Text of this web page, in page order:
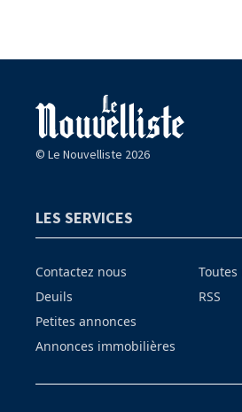
© Le Nouvelliste 2026
LES SERVICES
Contactez nous
Deuils
Petites annonces
Annonces immobilières
Toutes
RSS